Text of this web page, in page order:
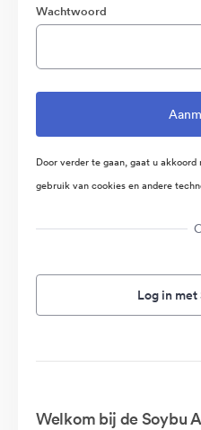
Wachtwoord
Door verder te gaan, gaat u akkoord
gebruik van cookies en andere
Log in
Welkom bij de Soybu